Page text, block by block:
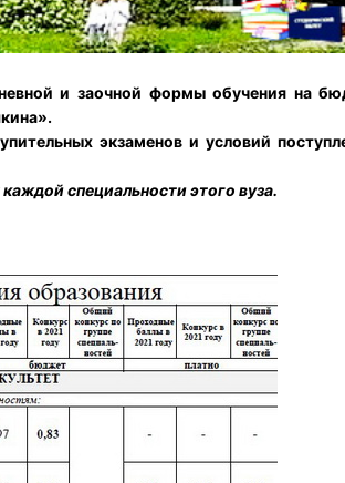
и заочной формы обучения на
экзаменов и условий
специальности этого вуза.